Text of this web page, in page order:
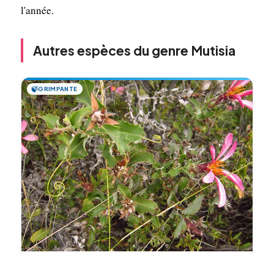
l'année.
Autres espèces du genre Mutisia
🍃GRIMPANTE